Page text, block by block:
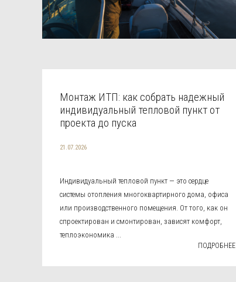
Монтаж ИТП: как собрать надежный
индивидуальный тепловой пункт от
проекта до пуска
21.07.2026
Индивидуальный тепловой пункт — это сердце
системы отопления многоквартирного дома, офиса
или производственного помещения. От того, как он
спроектирован и смонтирован, зависят комфорт,
теплоэкономика ...
ПОДРОБНЕЕ